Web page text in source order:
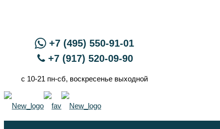
+7 (495) 550-91-01
+7 (917) 520-09-90
с 10-21 пн-сб, воскресенье выходной